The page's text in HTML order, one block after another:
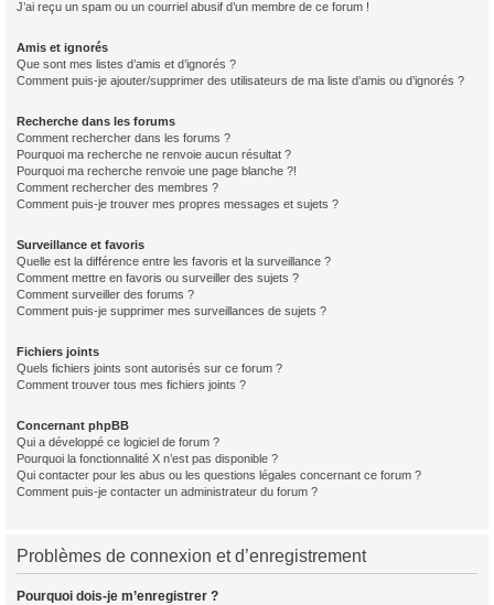
J’ai reçu un spam ou un courriel abusif d’un membre de ce forum !
Amis et ignorés
Que sont mes listes d’amis et d’ignorés ?
Comment puis-je ajouter/supprimer des utilisateurs de ma liste d’amis ou d’ignorés ?
Recherche dans les forums
Comment rechercher dans les forums ?
Pourquoi ma recherche ne renvoie aucun résultat ?
Pourquoi ma recherche renvoie une page blanche ?!
Comment rechercher des membres ?
Comment puis-je trouver mes propres messages et sujets ?
Surveillance et favoris
Quelle est la différence entre les favoris et la surveillance ?
Comment mettre en favoris ou surveiller des sujets ?
Comment surveiller des forums ?
Comment puis-je supprimer mes surveillances de sujets ?
Fichiers joints
Quels fichiers joints sont autorisés sur ce forum ?
Comment trouver tous mes fichiers joints ?
Concernant phpBB
Qui a développé ce logiciel de forum ?
Pourquoi la fonctionnalité X n’est pas disponible ?
Qui contacter pour les abus ou les questions légales concernant ce forum ?
Comment puis-je contacter un administrateur du forum ?
Problèmes de connexion et d’enregistrement
Pourquoi dois-je m’enregistrer ?